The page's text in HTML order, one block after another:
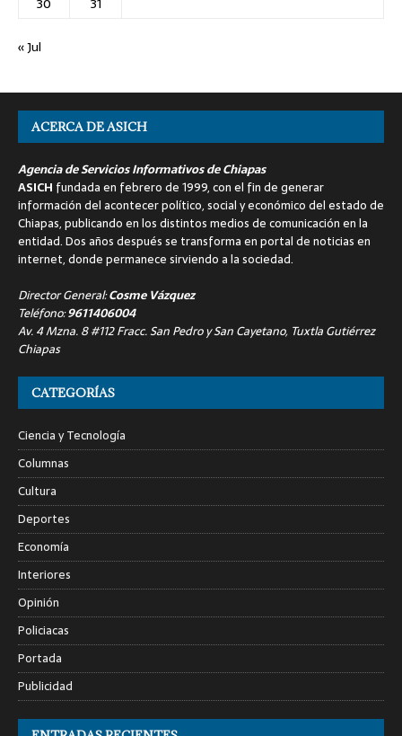
« Jul
ACERCA DE ASICH
Agencia de Servicios Informativos de Chiapas
ASICH fundada en febrero de 1999, con el fin de generar
información del acontecer político, social y económico del estado de
Chiapas, publicando en los distintos medios de comunicación en la
entidad. Dos años después se transforma en portal de noticias en
internet, donde permanece sirviendo a la sociedad.
Director General:Cosme Vázquez
Teléfono:9611406004
Av. 4 Mzna. 8 #112 Fracc. San Pedro y San Cayetano, Tuxtla Gutiérrez
Chiapas
CATEGORÍAS
Ciencia y Tecnología
Columnas
Cultura
Deportes
Economía
Interiores
Opinión
Policiacas
Portada
Publicidad